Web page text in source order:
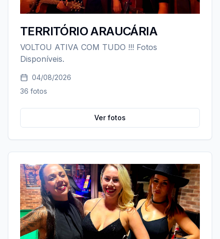
TERRITÓRIO ARAUCÁRIA
VOLTOU ATIVA COM TUDO !!! Fotos
Disponíveis.
04/08/2026
36 fotos
Ver fotos